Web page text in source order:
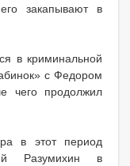
закапывают в
в криминальной
с Федором
чего продолжил
в этот период
Разумихин в